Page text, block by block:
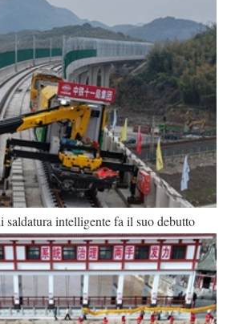
intelligente fa il suo debutto